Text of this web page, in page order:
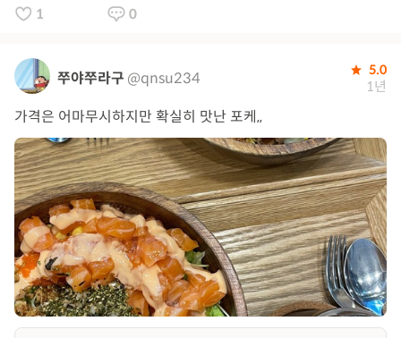
1 0
쭈야쭈라구 @qnsu234 5.0
1년
가격은 어마무시하지만 확실히 맛난 포케,,